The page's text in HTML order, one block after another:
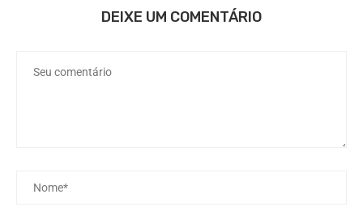
DEIXE UM COMENTÁRIO